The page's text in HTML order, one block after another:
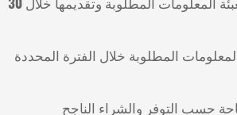
المطلوبة خلال الفترة المحددة